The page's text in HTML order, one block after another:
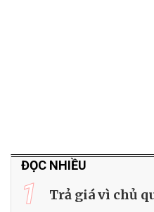
ĐỌC NHIỀU
1 Trả giá vì chủ